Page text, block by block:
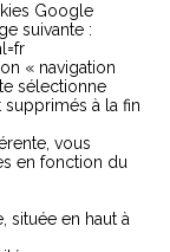
Google
suivante :
« navigation
sélectionne
supprimés à la fin
vous
en fonction du
située en haut à